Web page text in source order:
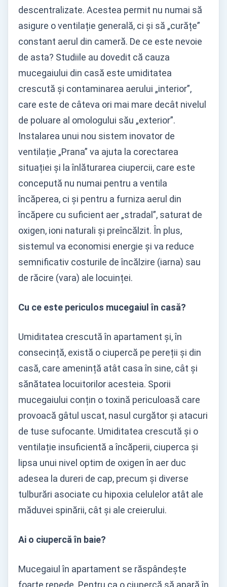
descentralizate. Acestea permit nu numai să
asigure o ventilație generală, ci și să „curățe”
constant aerul din cameră. De ce este nevoie
de asta? Studiile au dovedit că cauza
mucegaiului din casă este umiditatea
crescută și contaminarea aerului „interior”,
care este de câteva ori mai mare decât nivelul
de poluare al omologului său „exterior”.
Instalarea unui nou sistem inovator de
ventilație „Prana” va ajuta la corectarea
situației și la înlăturarea ciupercii, care este
concepută nu numai pentru a ventila
încăperea, ci și pentru a furniza aerul din
încăpere cu suficient aer „stradal”, saturat de
oxigen, ioni naturali și preîncălzit. În plus,
sistemul va economisi energie și va reduce
semnificativ costurile de încălzire (iarna) sau
de răcire (vara) ale locuinței.
Cu ce este periculos mucegaiul în casă?
Umiditatea crescută în apartament și, în
consecință, există o ciupercă pe pereții și din
casă, care amenință atât casa în sine, cât și
sănătatea locuitorilor acesteia. Sporii
mucegaiului conțin o toxină periculoasă care
provoacă gâtul uscat, nasul curgător și atacuri
de tuse sufocante. Umiditatea crescută și o
ventilație insuficientă a încăperii, ciuperca și
lipsa unui nivel optim de oxigen în aer duc
adesea la dureri de cap, precum și diverse
tulburări asociate cu hipoxia celulelor atât ale
măduvei spinării, cât și ale creierului.
Ai o ciupercă în baie?
Mucegaiul în apartament se răspândește
foarte repede. Pentru ca o ciupercă să apară în